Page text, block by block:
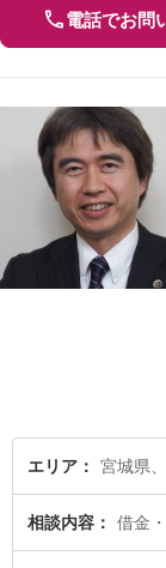
電話でお問
エリア 宮城県
相談内容 借金